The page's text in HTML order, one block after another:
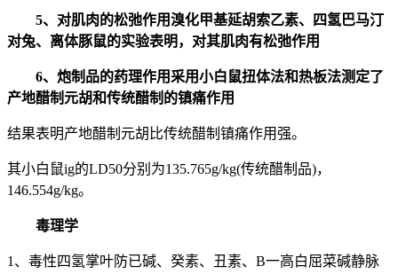
5、对肌肉的松弛作用溴化甲基延胡索乙素、四氢巴马汀
对兔、离体豚鼠的实验表明，对其肌肉有松弛作用
6、炮制品的药理作用采用小白鼠扭体法和热板法测定了
产地醋制元胡和传统醋制的镇痛作用
结果表明产地醋制元胡比传统醋制镇痛作用强。
其小白鼠ig的LD50分别为135.765g/kg(传统醋制品)，
146.554g/kg。
毒理学
1、毒性四氢掌叶防已碱、癸素、丑素、B一高白屈菜碱静脉